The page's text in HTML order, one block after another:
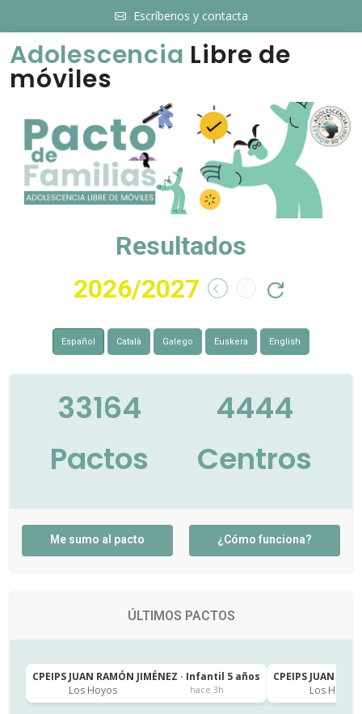
Escríbenos y contacta
Adolescencia Libre de
móviles
Resultados
2026/2027
Español Català Galego Euskera English
33164
Pactos
4444
Centros
Me sumo al pacto ¿Cómo funciona?
ÚLTIMOS PACTOS
CPEIPS JUAN RAMÓN JIMÉNEZ · Infantil 5 años
Los Hoyos
hace 3h
CPEIPS JUAN
Los Hoyos